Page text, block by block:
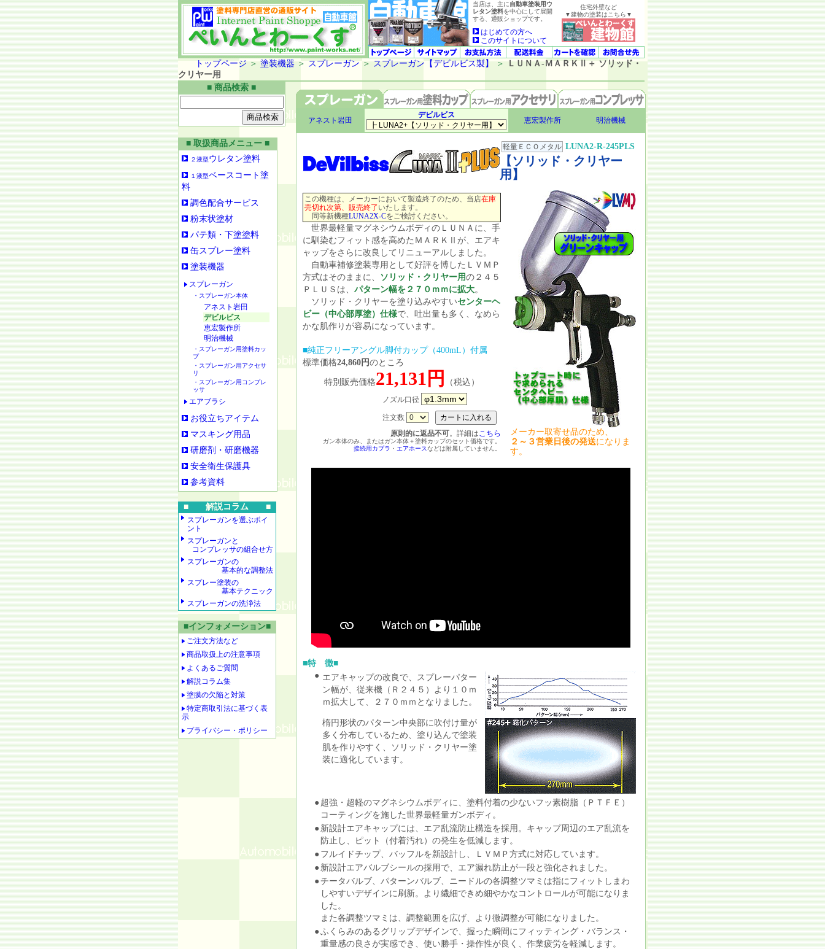
当店は、主に自動車塗装用ウ
レタン塗料を中心にして展開
する、通販ショップです。
はじめての方へ
このサイトについて
住宅外壁など
▼建物の塗装はこちら▼
トップページ ＞ 塗装機器＞ スプレーガン ＞ スプレーガン【デビルビス製】 ＞
ＬＵＮＡ-ＭＡＲＫⅡ＋ ソリッド・
クリヤー用
■ 商品検索 ■
■ 取扱商品メニュー ■
２液型ウレタン塗料
１液型ベースコート塗
料
調色配合サービス
粉末状塗材
パテ類・下塗塗料
缶スプレー塗料
塗装機器
スプレーガン
・スプレーガン本体
アネスト岩田
デビルビス
恵宏製作所
明治機械
・スプレーガン用塗料カッ
プ
・スプレーガン用アクセサ
リ
・スプレーガン用コンプレ
ッサ
エアブラシ
お役立ちアイテム
マスキング用品
研磨剤・研磨機器
安全衛生保護具
参考資料
■ 解説コラム ■
スプレーガンを選ぶポイ
ント
スプレーガンと
コンプレッサの組合せ方
スプレーガンの
基本的な調整法
スプレー塗装の
基本テクニック
スプレーガンの洗浄法
■インフォメーション■
ご注文方法など
商品取扱上の注意事項
よくあるご質問
解説コラム集
塗膜の欠陥と対策
特定商取引法に基づく表
示
プライバシー・ポリシー
アネスト岩田
デビルビス
恵宏製作所 明治機械
軽量ＥＣＯメタル LUNA2-R-245PLS
【ソリッド・クリヤー
用】
この機種は、メーカーにおいて製造終了のため、当店在庫
売切れ次第、販売終了 いたします。
同等新機種LUNA2X-Cをご検討ください。
世界最軽量マグネシウムボディのＬＵＮＡに、手
に馴染むフィット感を高めたＭＡＲＫⅡが、エアキ
ャップをさらに改良してリニューアルしました。
自動車補修塗装専用として好評を博したＬＶＭＰ
方式はそのままに、
ソリッド・クリヤー用の２４５
ＰＬＵＳは、 パターン幅を２７０ｍｍに拡大。
ソリッド・クリヤーを塗り込みやすいセンターヘ
ビー（中心部厚塗）仕様で、吐出量も多く、なめら
かな肌作りが容易になっています。
メーカー取寄せ品のため、
２～３営業日後の発送になりま
す。
■純正フリーアングル脚付カップ（400mL）付属
標準価格24,860円のところ
特別販売価格21,131円 （税込）
ノズル口径
注文数
原則的に返品不可。詳細はこちら
ガン本体のみ、またはガン本体＋塗料カップのセット価格です。
接続用カプラ ・ エアホースなどは附属していません。
■特 徴■
● エアキャップの改良で、スプレーパター
ン幅が、従来機（Ｒ２４５）より１０ｍ
ｍ拡大して、２７０ｍｍとなりました。
楕円形状のパターン中央部に吹付け量が
多く分布しているため、塗り込んで塗装
肌を作りやすく、ソリッド・クリヤー塗
装に適化しています。
● 超強・超軽のマグネシウムボディに、塗料付着の少ないフッ素樹脂（ＰＴＦＥ）
コーティングを施した世界最軽量ガンボディ。
● 新設計エアキャップには、エア乱流防止構造を採用。キャップ周辺のエア乱流を
防止し、ピット（付着汚れ）の発生を低減します。
● フルイドチップ、バッフルを新設計し、ＬＶＭＰ方式に対応しています。
● 新設計エアバルブシールの採用で、エア漏れ防止が一段と強化されました。
●チータバルブ、パターンバルブ、ニードルの各調整ツマミは指にフィットしまわ
しやすいデザインに刷新。より繊細できめ細やかなコントロールが可能になりま
した。
また各調整ツマミは、調整範囲を広げ、より微調整が可能になりました。
●ふくらみのあるグリップデザインで、握った瞬間にフィッティング・バランス・
重量感の良さが実感でき、使い勝手・操作性が良く、作業疲労を軽減します。